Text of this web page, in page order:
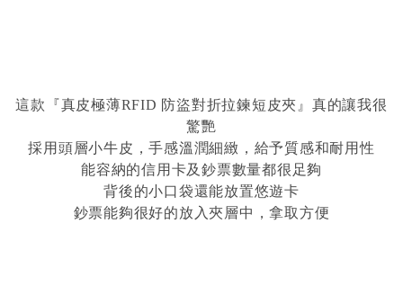
這款 『真皮極薄RFID 防盜對折拉鍊短皮夾』 真的讓我很
驚艷
採用頭層小牛皮，手感溫潤細緻，給予質感和耐用性
能容納的信用卡及鈔票數量都很足夠
背後的小口袋還能放置悠遊卡
鈔票能夠很好的放入夾層中，拿取方便